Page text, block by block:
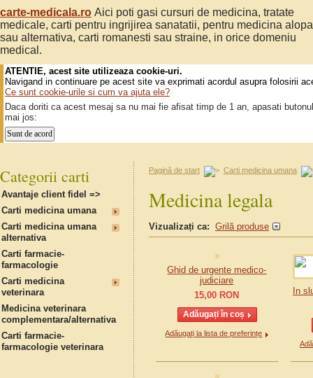
carte-medicala.ro Aici poti gasi cursuri de medicina, tratate
medicale, carti pentru ingrijirea sanatatii, pentru medicina
sau alternativa, carti romanesti sau straine, in orice domeniu
medical.
ATENTIE, acest site utilizeaza cookie-uri.
Navigand in continuare pe acest site va exprimati acordul asupra folosirii
Ce sunt cookie-urile si cum va ajuta ele?
Daca doriti ca acest mesaj sa nu mai fie afisat timp de 1 an, apasati
mai jos:
Pagină de start Carti medicina umana
Medicina legala
Vizualizați ca: Grilă produse
Ghid de urgente medico-
judiciare
15,00 RON
Adăugați la lista de preferințe
In
Categorii carti
Avantaje client fidel =>
Carti medicina umana
Carti medicina umana
alternativa
Carti farmacie-
farmacologie
Carti medicina
veterinara
Medicina veterinara
complementara/alternativa
Carti farmacie-
farmacologie veterinara